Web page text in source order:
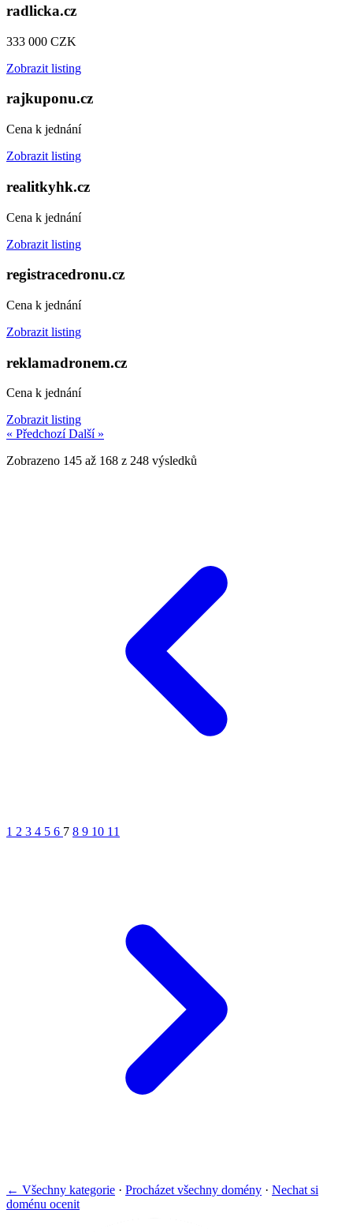
radlicka.cz
333 000 CZK
Zobrazit listing
rajkuponu.cz
Cena k jednání
Zobrazit listing
realitkyhk.cz
Cena k jednání
Zobrazit listing
registracedronu.cz
Cena k jednání
Zobrazit listing
reklamadronem.cz
Cena k jednání
Zobrazit listing
« PředchozíDalší »
Zobrazeno 145 až 168 z 248 výsledků
1 2 3 4 5 6 7 8 9 10 11
← Všechny kategorie · Procházet všechny domény · Nechat si
doménu ocenit